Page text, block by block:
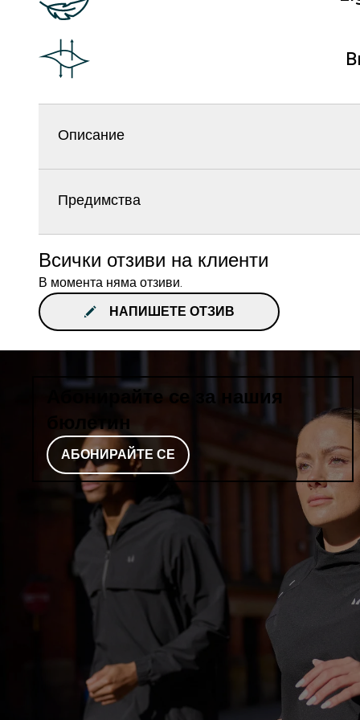
Описание
Предимства
Всички отзиви на клиенти
В момента няма отзиви.
НАПИШЕТЕ ОТЗИВ
Абонирайте се за нашия
бюлетин
АБОНИРАЙТЕ СЕ